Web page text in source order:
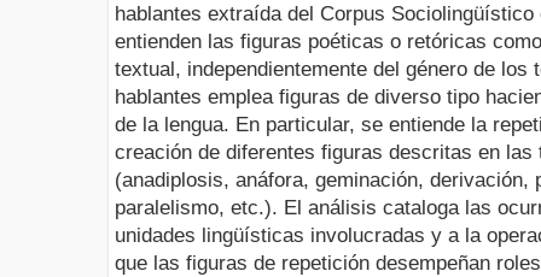
hablantes extraída del Corpus
entienden las figuras poéticas o retóricas
textual, independientemente del género de los
hablantes emplea figuras de diverso tipo
de la lengua. En particular, se entiende la
creación de diferentes figuras descritas en
(anadiplosis, anáfora, geminación, derivación,
paralelismo, etc.). El análisis cataloga las
unidades lingüísticas involucradas y a la
que las figuras de repetición desempeñan